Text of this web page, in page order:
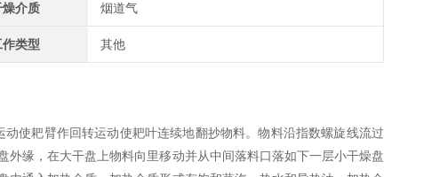
燥介质 烟道气
作类型 其他
使耙臂作回转运动使耙叶连续地翻抄物料。物料沿指数螺旋线流过
缘，在大干盘上物料向里移动并从中间落料口落如下一层小干燥盘